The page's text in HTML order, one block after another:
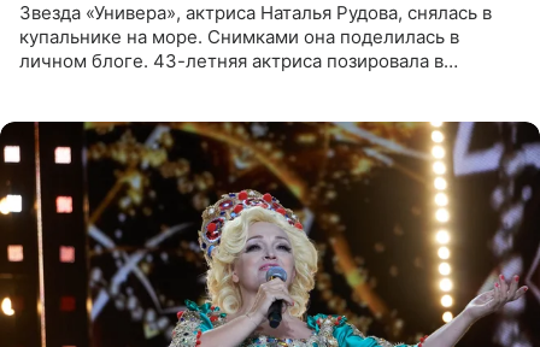
Звезда «Универа», актриса Наталья Рудова, снялась в
купальнике на море. Снимками она поделилась в
личном блоге. 43-летняя актриса позировала в